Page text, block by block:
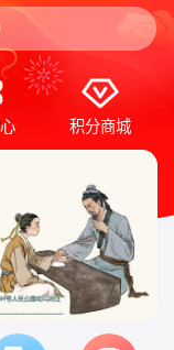
积分商城